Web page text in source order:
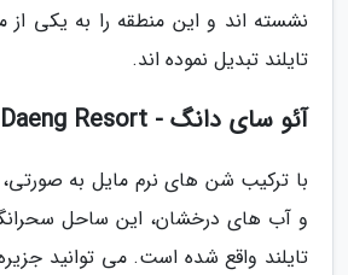
نشسته اند و این منطقه را به یکی
تایلند تبدیل نموده اند.
آئو سای دانگ - Sai Daeng Resort
با ترکیب شن های نرم مایل به
و آب های درخشان، این ساحل
تایلند واقع شده است. می توانید